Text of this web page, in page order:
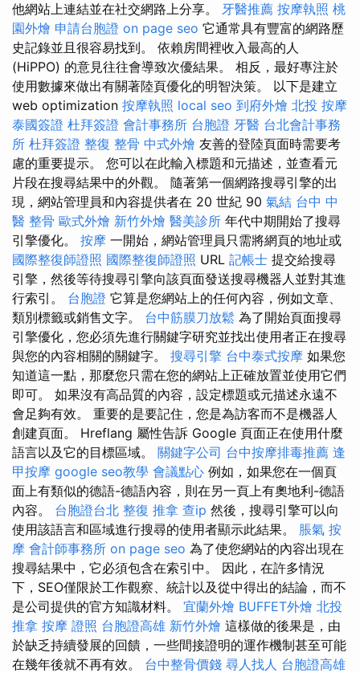
他網站上連結並在社交網路上分享。 牙醫推薦 按摩執照 桃
園外燴 申請台胞證 on page seo 它通常具有豐富的網路歷
史記錄並且很容易找到。 依賴房間裡收入最高的人
(HiPPO) 的意見往往會導致次優結果。 相反，最好專注於
使用數據來做出有關著陸頁優化的明智決策。 以下是建立
web optimization 按摩執照 local seo 到府外燴 北投 按摩
泰國簽證 杜拜簽證 會計事務所 台胞證 牙醫 台北會計事務
所 杜拜簽證 整復 整骨 中式外燴 友善的登陸頁面時需要考
慮的重要提示。 您可以在此輸入標題和元描述，並查看元
片段在搜尋結果中的外觀。 隨著第一個網路搜尋引擎的出
現，網站管理員和內容提供者在 20 世紀 90 氣結 台中 中
醫 整骨 歐式外燴 新竹外燴 醫美診所 年代中期開始了搜尋
引擎優化。 按摩 一開始，網站管理員只需將網頁的地址或
國際整復師證照 國際整復師證照 URL 記帳士 提交給搜尋
引擎，然後等待搜尋引擎向該頁面發送搜尋機器人並對其進
行索引。 台胞證 它算是您網站上的任何內容，例如文章、
類別標籤或銷售文字。 台中筋膜刀放鬆 為了開始頁面搜尋
引擎優化，您必須先進行關鍵字研究並找出使用者正在搜尋
與您的內容相關的關鍵字。 搜尋引擎 台中泰式按摩 如果您
知道這一點，那麼您只需在您的網站上正確放置並使用它們
即可。 如果沒有高品質的內容，設定標題或元描述永遠不
會足夠有效。 重要的是要記住，您是為訪客而不是機器人
創建頁面。 Hreflang 屬性告訴 Google 頁面正在使用什麼
語言以及它的目標區域。 關鍵字公司 台中按摩排毒推薦 逢
甲按摩 google seo教學 會議點心 例如，如果您在一個頁
面上有類似的德語-德語內容，則在另一頁上有奧地利-德語
內容。 台胞證台北 整復 推拿 查ip 然後，搜尋引擎可以向
使用該語言和區域進行搜尋的使用者顯示此結果。 脹氣 按
摩 會計師事務所 on page seo 為了使您網站的內容出現在
搜尋結果中，它必須包含在索引中。 因此，在許多情況
下，SEO僅限於工作觀察、統計以及從中得出的結論，而不
是公司提供的官方知識材料。 宜蘭外燴 BUFFET外燴 北投
推拿 按摩 證照 台胞證高雄 新竹外燴 這樣做的後果是，由
於缺乏持續發展的回饋，一些間接證明的運作機制甚至可能
在幾年後就不再有效。 台中整骨價錢 尋人找人 台胞證高雄